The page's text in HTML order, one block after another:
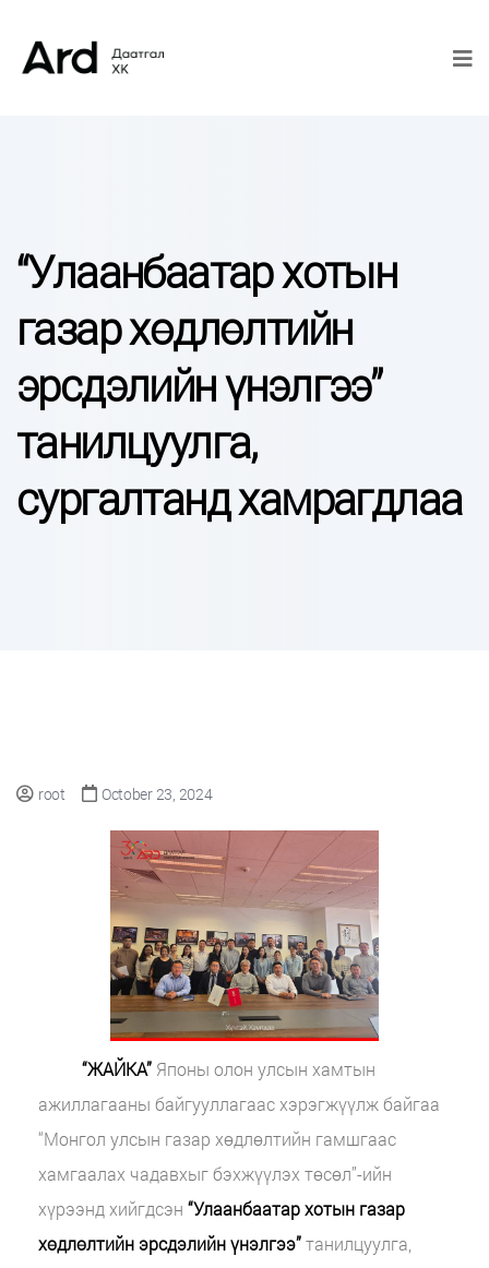
“Улаанбаатар хотын
газар хөдлөлтийн
эрсдэлийн үнэлгээ”
танилцуулга,
сургалтанд хамрагдлаа
root October 23, 2024
“ЖАЙКА” Японы олон улсын хамтын
ажиллагааны байгууллагаас хэрэгжүүлж байгаа
“Монгол улсын газар хөдлөлтийн гамшгаас
хамгаалах чадавхыг бэхжүүлэх төсөл”-ийн
хүрээнд хийгдсэн “Улаанбаатар хотын газар
хөдлөлтийн эрсдэлийн үнэлгээ”танилцуулга,